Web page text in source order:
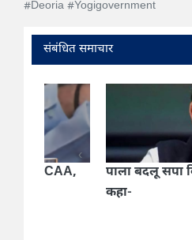
#Deoria #Yogigovernment
संबंधित समाचार
पाला बदलू सपा विधायकों
‹